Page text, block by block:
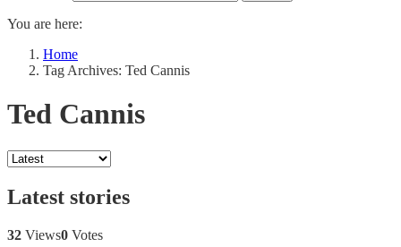
You are here:
Home
Tag Archives: Ted Cannis
Ted Cannis
Latest stories
32 Views0 Votes